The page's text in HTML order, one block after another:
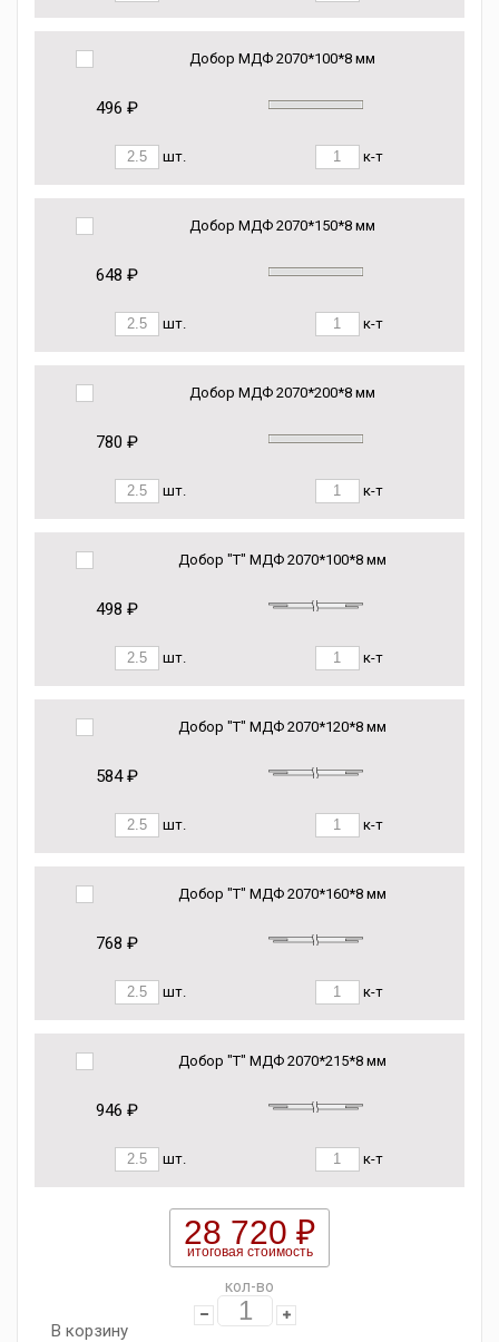
Добор МДФ 2070*100*8 мм
496 ₽
шт. к-т
Добор МДФ 2070*150*8 мм
648 ₽
шт. к-т
Добор МДФ 2070*200*8 мм
780 ₽
шт. к-т
Добор "Т" МДФ 2070*100*8 мм
498 ₽
шт. к-т
Добор "Т" МДФ 2070*120*8 мм
584 ₽
шт. к-т
Добор "Т" МДФ 2070*160*8 мм
768 ₽
шт. к-т
Добор "Т" МДФ 2070*215*8 мм
946 ₽
шт. к-т
28 720 ₽
итоговая стоимость
кол-во
В корзину